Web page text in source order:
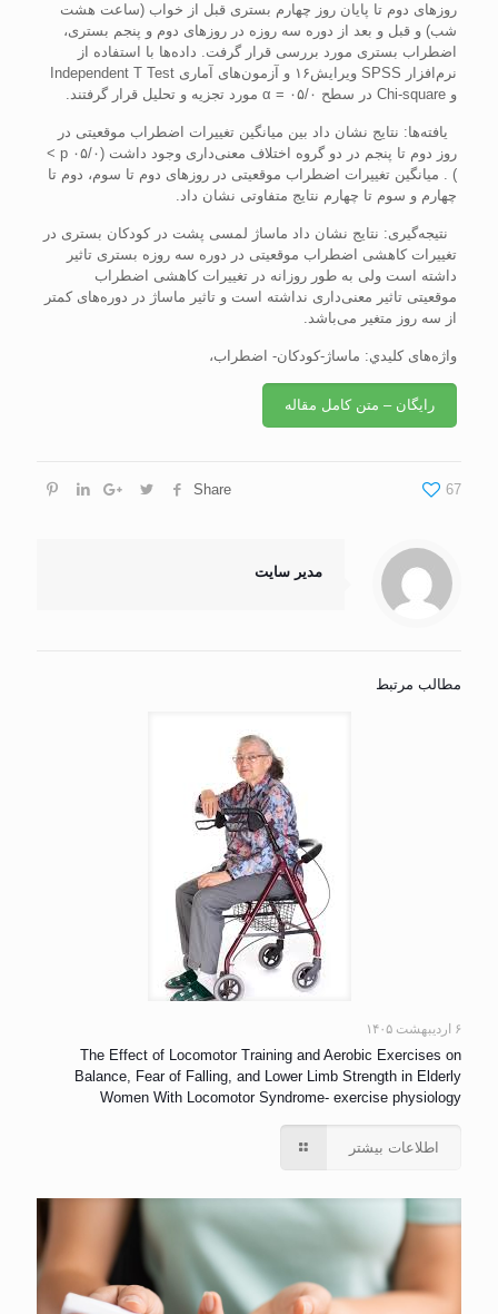
روزهای دوم تا پايان روز چهارم بستری قبل از خواب (ساعت هشت
شب) و قبل و بعد از دوره سه روزه در روزهای دوم و پنجم بستری،
اضطراب بستری مورد بررسی قرار گرفت. داده‌ها با استفاده از
نرم‌افزار SPSS ويرايش۱۶ و آزمون‌های آماری Independent T Test
و Chi-square در سطح ۰۵/۰ = α مورد تجزيه و تحليل قرار گرفتند.
يافته‌ها: نتايج نشان داد بين ميانگين تغييرات اضطراب موقعيتی در
روز دوم تا پنجم در دو گروه اختلاف معنی‌داری وجود داشت (۰۵/۰ p ˂
) . ميانگين تغييرات اضطراب موقعيتی در روزهای دوم تا سوم، دوم تا
چهارم و سوم تا چهارم نتايج متفاوتی نشان داد.
نتيجه‌گيری: نتايج نشان داد ماساژ لمسی پشت در کودکان بستری در
تغييرات کاهشی اضطراب موقعيتی در دوره سه روزه بستری تاثير
داشته است ولی به طور روزانه در تغييرات کاهشی اضطراب
موقعيتی تاثير معنی‌داری نداشته است و تاثير ماساژ در دوره‌های کمتر
از سه روز متغير می‌باشد.
واژه‌های كليدي: ماساژ-کودکان- اضطراب،
رایگان – متن کامل مقاله
Share 67
مدیر سایت
مطالب مرتبط
۶ اردیبهشت ۱۴۰۵
The Effect of Locomotor Training and Aerobic Exercises on
Balance, Fear of Falling, and Lower Limb Strength in Elderly
Women With Locomotor Syndrome- exercise physiology
اطلاعات بیشتر